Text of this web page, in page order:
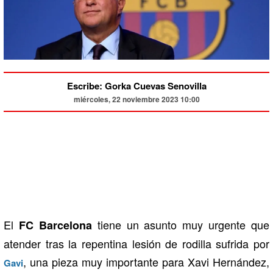
Escribe: Gorka Cuevas Senovilla
miércoles, 22 noviembre 2023 10:00
El FC Barcelona tiene un asunto muy urgente que
atender tras la repentina lesión de rodilla sufrida por
Gavi, una pieza muy importante para Xavi Hernández,